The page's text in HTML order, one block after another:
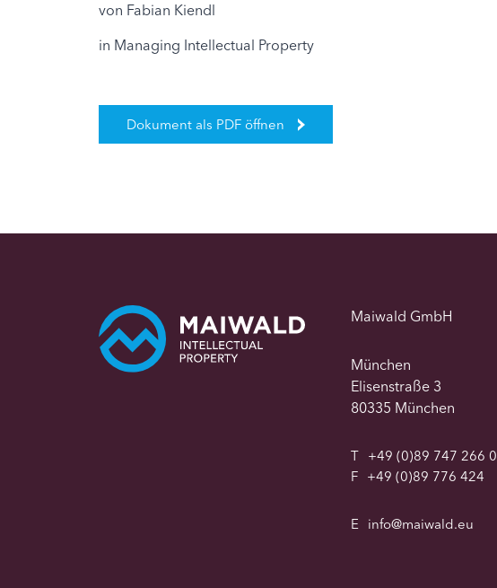
von Fabian Kiendl
in Managing Intellectual Property
Dokument als PDF öffnen
Maiwald GmbH
München
Elisenstraße 3
80335 München
T +49 (0)89 747 266 0
F +49 (0)89 776 424
E info@maiwald.eu